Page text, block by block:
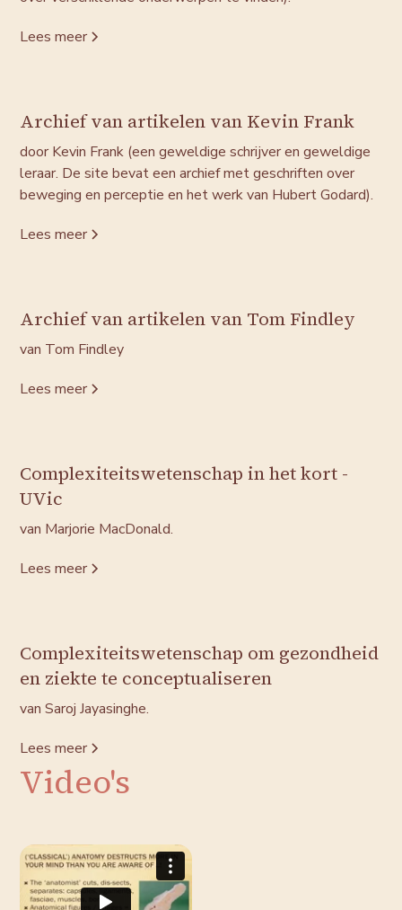
Lees meer
Archief van artikelen van Kevin Frank
door Kevin Frank (een geweldige schrijver en geweldige
leraar. De site bevat een archief met geschriften over
beweging en perceptie en het werk van Hubert Godard).
Lees meer
Archief van artikelen van Tom Findley
van Tom Findley
Lees meer
Complexiteitswetenschap in het kort -
UVic
van Marjorie MacDonald.
Lees meer
Complexiteitswetenschap om gezondheid
en ziekte te conceptualiseren
van Saroj Jayasinghe.
Lees meer
Video's